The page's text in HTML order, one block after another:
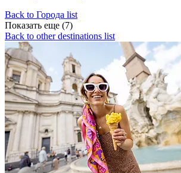
Back to Города list
Показать еще (7)
Back to other destinations list